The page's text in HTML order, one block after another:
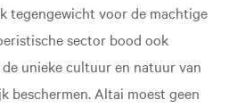
tegengewicht voor de machtige
sector bood ook
unieke cultuur en natuur van
beschermen. Altai moest geen